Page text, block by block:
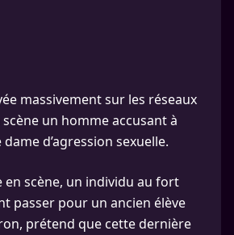
massivement sur les réseaux
un homme accusant à
d’agression sexuelle.
en scène, un individu au fort
passer pour un ancien élève
prétend que cette dernière